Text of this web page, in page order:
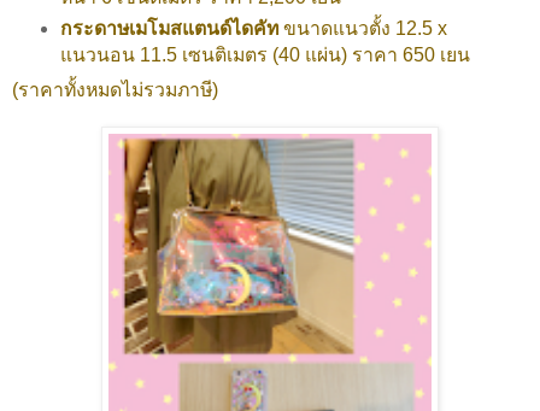
กระดาษเมโมสแตนด์ไดคัทขนาดแนวตั้ง 12.5 x
แนวนอน 11.5 เซนติเมตร (40 แผ่น) ราคา 650 เยน
(ราคาทั้งหมดไม่รวมภาษี)